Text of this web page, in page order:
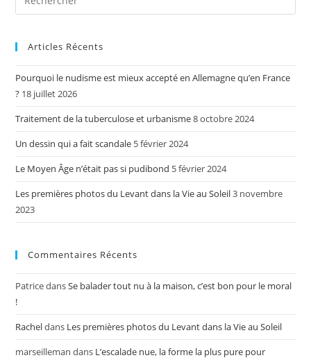
Articles Récents
Pourquoi le nudisme est mieux accepté en Allemagne qu’en France
? 18 juillet 2026
Traitement de la tuberculose et urbanisme8 octobre 2024
Un dessin qui a fait scandale 5 février 2024
Le Moyen Âge n’était pas si pudibond 5 février 2024
Les premières photos du Levant dans la Vie au Soleil3 novembre
2023
Commentaires Récents
PatricedansSe balader tout nu à la maison, c’est bon pour le moral
!
Racheldans Les premières photos du Levant dans la Vie au Soleil
marseilleman dans L’escalade nue, la forme la plus pure pour